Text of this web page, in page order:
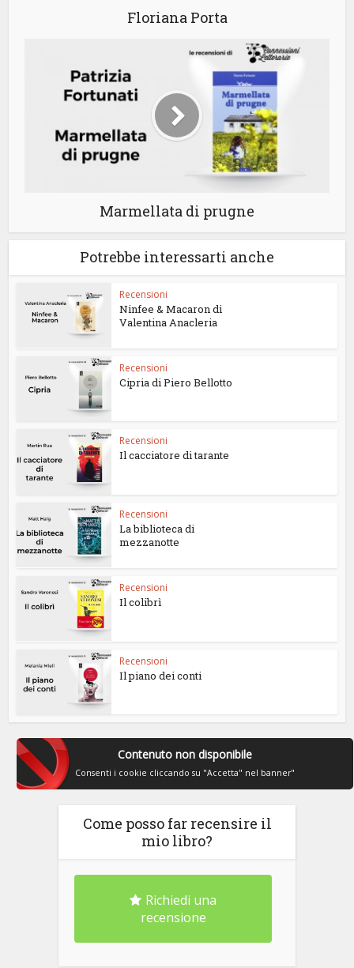
Floriana Porta
Marmellata di prugne
Potrebbe interessarti anche
Recensioni
Ninfee & Macaron di
Valentina Anacleria
Recensioni
Cipria di Piero Bellotto
Recensioni
Il cacciatore di tarante
Recensioni
La biblioteca di
mezzanotte
Recensioni
Il colibrì
Recensioni
Il piano dei conti
Contenuto non disponibile
Consenti i cookie cliccando su "Accetta" nel banner"
Come posso far recensire il
mio libro?
Richiedi una
recensione